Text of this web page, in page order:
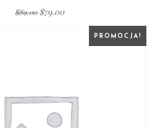
$89.00 $79.00
PROMOCJA!